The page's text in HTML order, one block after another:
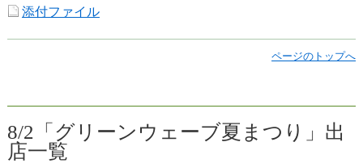
添付ファイル
ページのトップへ
8/2「グリーンウェーブ夏まつり」出
店一覧